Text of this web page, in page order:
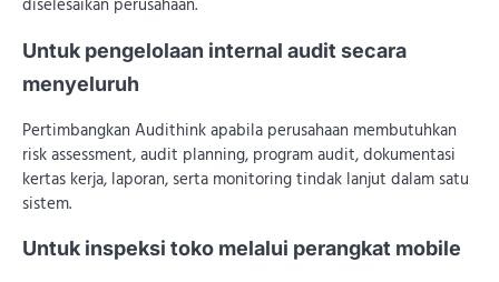
diselesaikan perusahaan.
Untuk pengelolaan internal audit secara
menyeluruh
Pertimbangkan Audithink apabila perusahaan membutuhkan
risk assessment, audit planning, program audit, dokumentasi
kertas kerja, laporan, serta monitoring tindak lanjut dalam satu
sistem.
Untuk inspeksi toko melalui perangkat mobile